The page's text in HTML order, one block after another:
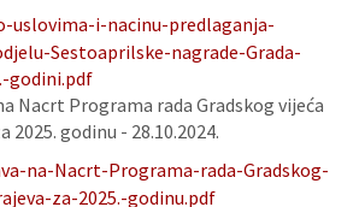
uslovima-i-nacinu-predlaganja-
Sestoaprilske-nagrade-Grada-
godini.pdf
Nacrt Programa rada Gradskog vijeća
2025. godinu - 28.10.2024.
na-Nacrt-Programa-rada-Gradskog-
za-2025.-godinu.pdf